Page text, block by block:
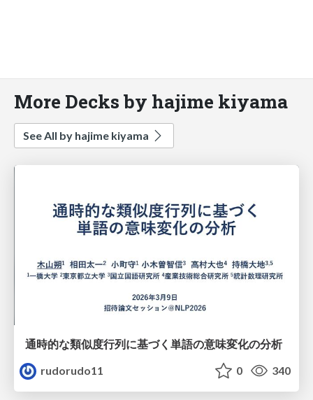
More Decks by hajime kiyama
See All by hajime kiyama
通時的な類似度行列に基づく単語の意味変化の分析
rudorudo11
0 340